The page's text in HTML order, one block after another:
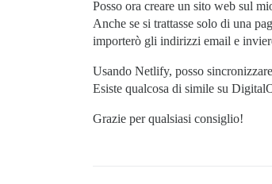
Posso ora creare un sito web sul
Anche se si trattasse solo di una
importerò gli indirizzi email e
Usando Netlify, posso
Esiste qualcosa di simile su
Grazie per qualsiasi consiglio!